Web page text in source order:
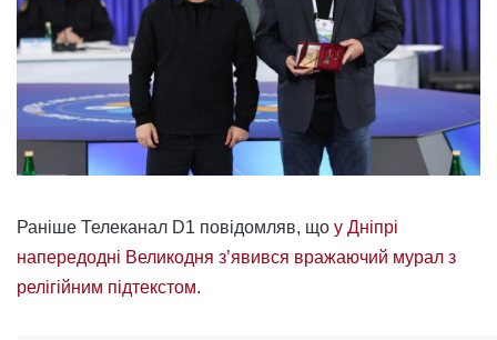
Раніше Телеканал D1 повідомляв, що у Дніпрі
напередодні Великодня з’явився вражаючий мурал з
релігійним підтекстом.